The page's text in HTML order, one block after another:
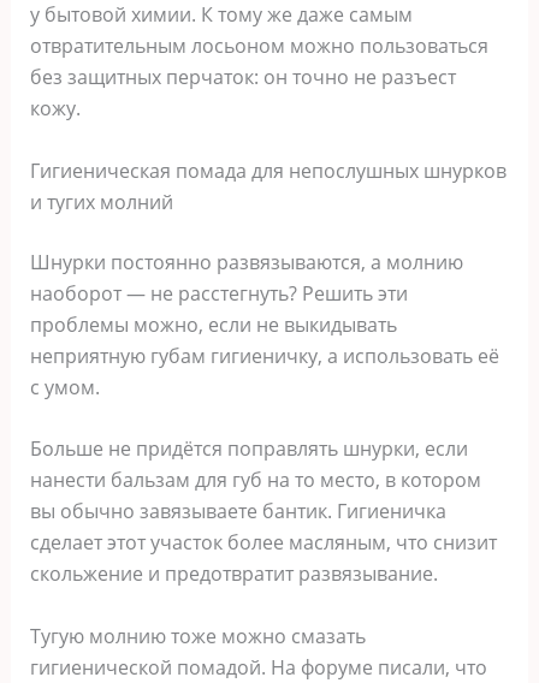
у бытовой химии. К тому же даже самым
отвратительным лосьоном можно пользоваться
без защитных перчаток: он точно не разъест
кожу.
Гигиеническая помада для непослушных шнурков
и тугих молний
Шнурки постоянно развязываются, а молнию
наоборот — не расстегнуть? Решить эти
проблемы можно, если не выкидывать
неприятную губам гигиеничку, а использовать её
с умом.
Больше не придётся поправлять шнурки, если
нанести бальзам для губ на то место, в котором
вы обычно завязываете бантик. Гигиеничка
сделает этот участок более масляным, что снизит
скольжение и предотвратит развязывание.
Тугую молнию тоже можно смазать
гигиенической помадой. На форуме писали, что